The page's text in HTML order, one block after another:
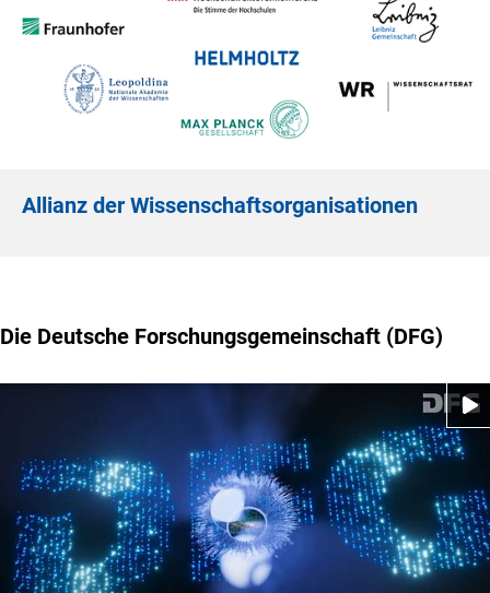
Allianz der Wissenschaftsorganisationen
Die Deutsche Forschungsgemeinschaft (DFG)